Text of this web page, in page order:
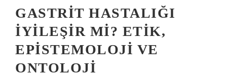
GASTRIT HASTALIĞI
İYILEŞIR MI? ETIK,
EPISTEMOLOJI VE
ONTOLOJI